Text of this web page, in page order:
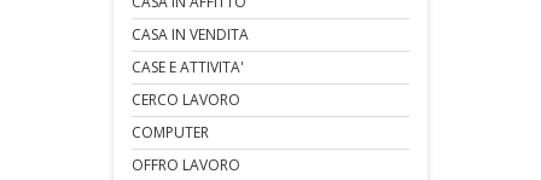
CASA IN VENDITA
CASE E ATTIVITA'
CERCO LAVORO
COMPUTER
OFFRO LAVORO